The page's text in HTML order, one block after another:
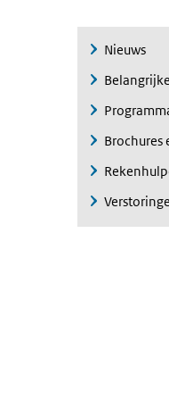
Nieuws
Brochures